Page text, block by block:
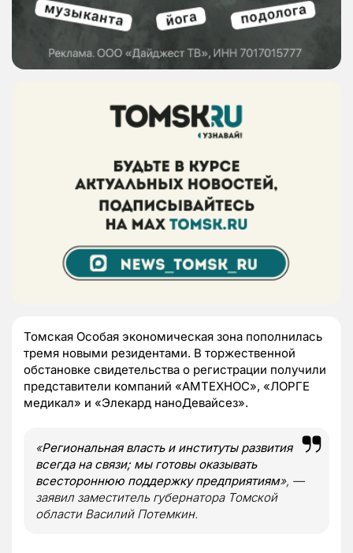
Томская Особая экономическая зона пополнилась
тремя новыми резидентами. В торжественной
обстановке свидетельства о регистрации получили
представители компаний «АМТЕХНОС», «ЛОРГЕ
медикал» и «Элекард наноДевайсез».
«Региональная власть и институты развития
всегда на связи; мы готовы оказывать
всестороннюю поддержку предприятиям», —
заявил заместитель губернатора Томской
области Василий Потемкин.